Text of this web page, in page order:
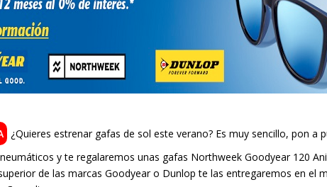
¿Quieres estrenar gafas de sol este verano? Es muy sencillo, pon
y te regalaremos unas gafas Northweek Goodyear 120
superior de las marcas Goodyear o Dunlop te las entregaremos en